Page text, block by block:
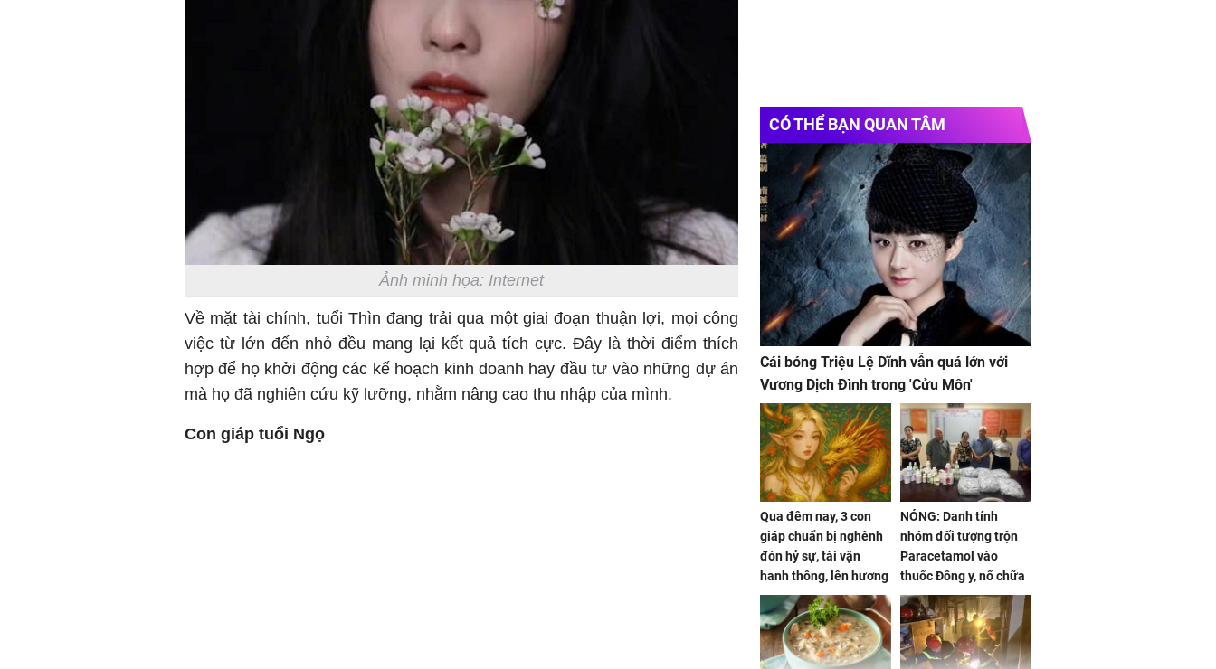
Ảnh minh họa: Internet
Về mặt tài chính, tuổi Thìn đang trải qua một giai đoạn thuận lợi, mọi công
việc từ lớn đến nhỏ đều mang lại kết quả tích cực. Đây là thời điểm thích
hợp để họ khởi động các kế hoạch kinh doanh hay đầu tư vào những dự án
mà họ đã nghiên cứu kỹ lưỡng, nhằm nâng cao thu nhập của mình.
Con giáp tuổi Ngọ
CÓ THỂ BẠN QUAN TÂM
Cái bóng Triệu Lệ Dĩnh vẫn quá lớn với
Vương Dịch Đình trong 'Cửu Môn'
Qua đêm nay, 3 con
giáp chuẩn bị nghênh
đón hỷ sự, tài vận
hanh thông, lên hương
hóa Rồng hóa Phượng,
gom hết may mắn về
nhà
NÓNG: Danh tính
nhóm đối tượng trộn
Paracetamol vào
thuốc Đông y, nổ chữa
bách bệnh